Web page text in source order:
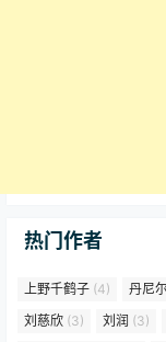
热门作者
上野千鹤子 (4) 丹尼
刘慈欣 (3) 刘润 (3)